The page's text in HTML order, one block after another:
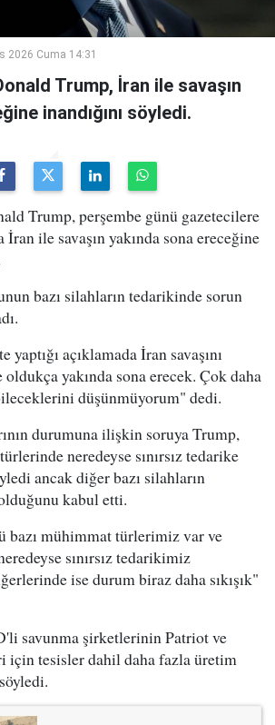
2026 Cuma 14:31
Trump, İran ile savaşın
inandığını söyledi.
Trump, perşembe günü gazetecilere
İran ile savaşın yakında sona ereceğine
bazı silahların tedarikinde sorun
açıklamada İran savaşını
yakında sona erecek. Çok daha
düşünmüyorum" dedi.
durumuna ilişkin soruya Trump,
neredeyse sınırsız tedarike
ancak diğer bazı silahların
olduğunu kabul etti.
bazı mühimmat türlerimiz var ve
sınırsız tedarikimiz
ise durum biraz daha sıkışık"
savunma şirketlerinin Patriot ve
için tesisler dahil daha fazla üretim